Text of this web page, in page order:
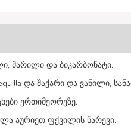
მარილი და ბიკარბონატი.
და შაქარი და ვანილი,
ერთიმეორეზე.
აურიეთ ფქვილის ნარევი.